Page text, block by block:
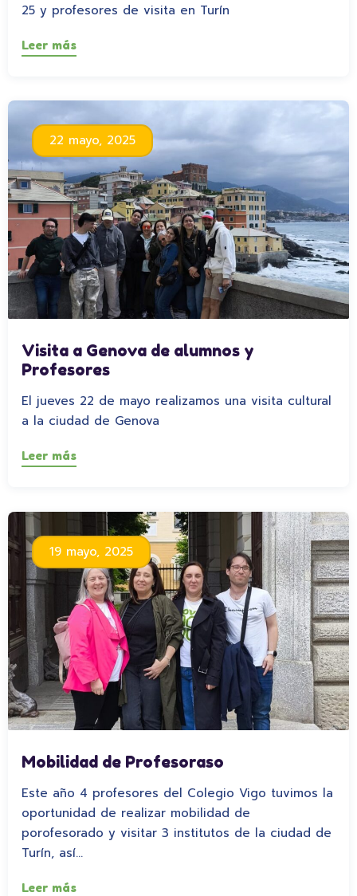
25 y profesores de visita en Turín
Leer más
22 mayo, 2025
Visita a Genova de alumnos y
Profesores
El jueves 22 de mayo realizamos una visita cultural
a la ciudad de Genova
Leer más
19 mayo, 2025
Mobilidad de Profesoraso
Este año 4 profesores del Colegio Vigo tuvimos la
oportunidad de realizar mobilidad de
porofesorado y visitar 3 institutos de la ciudad de
Turín, así…
Leer más